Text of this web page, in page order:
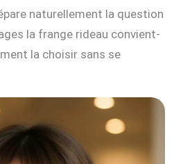
naturellement la question
la frange rideau convient-
la choisir sans se